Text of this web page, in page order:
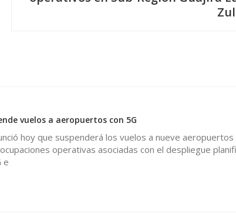
vuelos a aeropuertos con 5G
hoy que suspenderá los vuelos a nueve aeropuertos
operativas asociadas con el despliegue
e